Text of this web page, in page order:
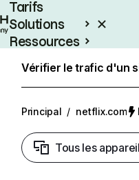
Tarifs
Solutions
Ressources
Vérifier le trafic d'un
Principal / netflix.com
Tous les